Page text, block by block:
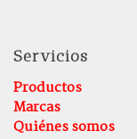
Servicios
Productos
Marcas
Quiénes somos